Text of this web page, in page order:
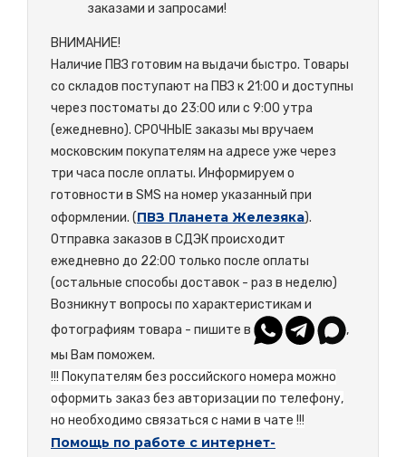
заказами и запросами!
ВНИМАНИЕ!
Наличие ПВЗ готовим на выдачи быстро. Товары
со складов поступают на ПВЗ к 21:00 и доступны
через постоматы до 23:00 или с 9:00 утра
(ежедневно). СРОЧНЫЕ заказы мы вручаем
московским покупателям на адресе уже через
три часа после оплаты. Информируем о
готовности в SMS на номер указанный при
оформлении. (ПВЗ Планета Железяка).
Отправка заказов в СДЭК происходит
ежедневно до 22:00 только после оплаты
(остальные способы доставок - раз в неделю)
Возникнут вопросы по характеристикам и
фотографиям товара - пишите в
,
мы Вам поможем.
!!! Покупателям без российского номера можно
оформить заказ без авторизации по телефону,
но необходимо связаться с нами в чате !!!
Помощь по работе с интернет-